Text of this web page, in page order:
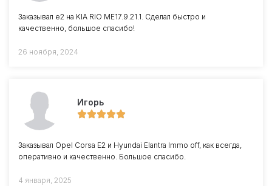
Заказывал е2 на KIA RIO ME17.9.21.1. Сделал быстро и
качественно, большое спасибо!
26 ноября, 2024
Игорь
Заказывал Opel Corsa E2 и Hyundai Elantra Immo off, как всегда,
оперативно и качественно. Большое спасибо.
4 января, 2025